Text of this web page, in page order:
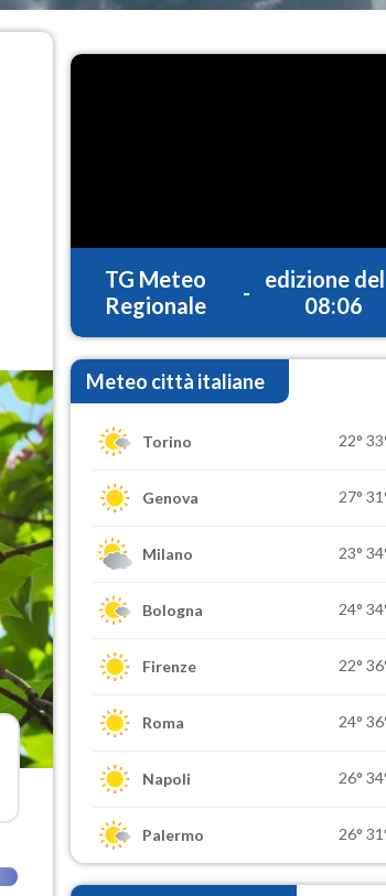
TG Meteo
Regionale
-
edizione
08:06
Meteo città italiane
Torino 22°
Genova 27°
Milano 23°
Bologna 24°
Firenze 22°
Roma 24°
Napoli 26°
Palermo 26°